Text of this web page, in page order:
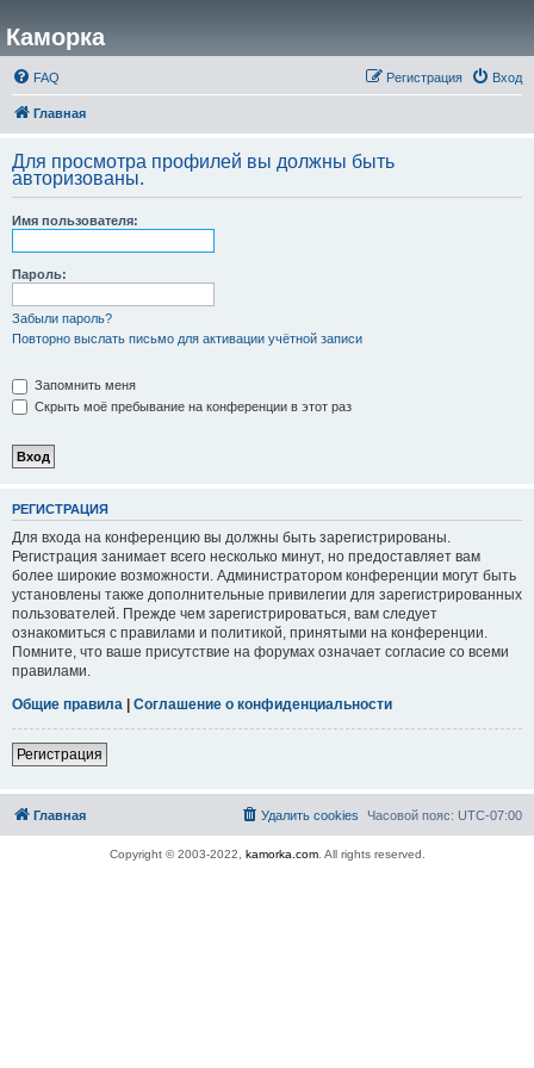
Каморка
FAQ Вход
Регистрация
Главная
Для просмотра профилей вы должны быть
авторизованы.
Имя пользователя:
Пароль:
Забыли пароль?
Повторно выслать письмо для активации учётной записи
Запомнить меня
Скрыть моё пребывание на конференции в этот раз
РЕГИСТРАЦИЯ
Для входа на конференцию вы должны быть зарегистрированы.
Регистрация занимает всего несколько минут, но предоставляет вам
более широкие возможности. Администратором конференции могут быть
установлены также дополнительные привилегии для зарегистрированных
пользователей. Прежде чем зарегистрироваться, вам следует
ознакомиться с правилами и политикой, принятыми на конференции.
Помните, что ваше присутствие на форумах означает согласие со всеми
правилами.
Общие правила | Соглашение о конфиденциальности
Регистрация
Главная Часовой пояс: UTC-07:00
Удалить cookies
Copyright © 2003-2022, kamorka.com. All rights reserved.